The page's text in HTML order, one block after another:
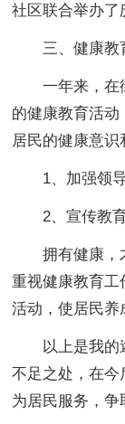
社区联合举办了
三、健康教
一年来，在
的健康教育活
居民的健康意识
1、加强领
2、宣传教
拥有健康，
重视健康教育
活动，使居民养
以上是我
不足之处，在今
为居民服务，争